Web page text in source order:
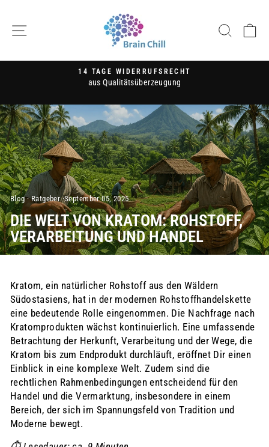
Inhalt
SEITENNAVIGATION
Pause
14 TAGE WIDERRUFSRECHT
aus Qualitätsüberzeugung
Blog·Ratgeber·September 05, 2025
DIE WELT VON KRATOM: ROHSTOFF,
VERARBEITUNG UND HANDEL
Kratom, ein natürlicher Rohstoff aus den Wäldern
Südostasiens, hat in der modernen Rohstoffhandelskette
eine bedeutende Rolle eingenommen. Die Nachfrage nach
Kratomprodukten wächst kontinuierlich. Eine umfassende
Betrachtung der Herkunft, Verarbeitung und der Wege, die
Kratom bis zum Endprodukt durchläuft, eröffnet Dir einen
Einblick in eine komplexe Welt. Zudem sind die
rechtlichen Rahmenbedingungen entscheidend für den
Handel und die Vermarktung, insbesondere in einem
Bereich, der sich im Spannungsfeld von Tradition und
Moderne bewegt.